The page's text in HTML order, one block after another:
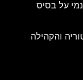
על בסיס
והקהילה